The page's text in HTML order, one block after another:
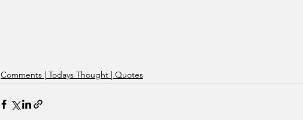
Comments | Todays Thought | Quotes